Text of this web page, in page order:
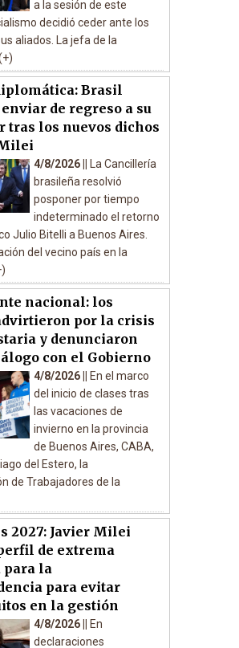
a la sesión de este
decidió ceder ante los
aliados. La jefa de la
Brasil
de regreso a su
tras los nuevos dichos
4/8/2026 ||
La Cancillería
brasileña resolvió
posponer por tiempo
indeterminado el retorno
Julio Bitelli a Buenos Aires.
del vecino país en la
nacional: los
por la crisis
y denunciaron
con el Gobierno
4/8/2026 ||
En el marco
del inicio de clases tras
las vacaciones de
invierno en la provincia
de Buenos Aires, CABA,
del Estero, la
de Trabajadores de la
2027: Javier Milei
de extrema
para la
para evitar
en la gestión
4/8/2026 ||
En
declaraciones